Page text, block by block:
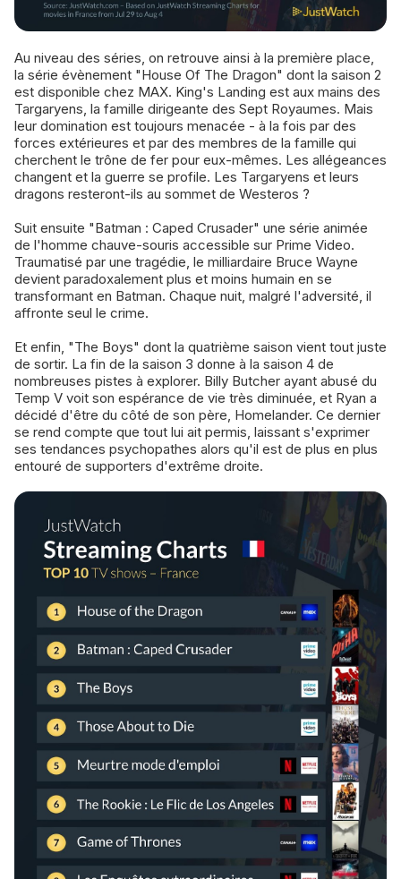
Au niveau des séries, on retrouve ainsi à la première place,
la série évènement "House Of The Dragon" dont la saison 2
est disponible chez MAX. King's Landing est aux mains des
Targaryens, la famille dirigeante des Sept Royaumes. Mais
leur domination est toujours menacée - à la fois par des
forces extérieures et par des membres de la famille qui
cherchent le trône de fer pour eux-mêmes. Les allégeances
changent et la guerre se profile. Les Targaryens et leurs
dragons resteront-ils au sommet de Westeros ?
Suit ensuite "Batman : Caped Crusader" une série animée
de l'homme chauve-souris accessible sur Prime Video.
Traumatisé par une tragédie, le milliardaire Bruce Wayne
devient paradoxalement plus et moins humain en se
transformant en Batman. Chaque nuit, malgré l'adversité, il
affronte seul le crime.
Et enfin, "The Boys" dont la quatrième saison vient tout juste
de sortir. La fin de la saison 3 donne à la saison 4 de
nombreuses pistes à explorer. Billy Butcher ayant abusé du
Temp V voit son espérance de vie très diminuée, et Ryan a
décidé d'être du côté de son père, Homelander. Ce dernier
se rend compte que tout lui ait permis, laissant s'exprimer
ses tendances psychopathes alors qu'il est de plus en plus
entouré de supporters d'extrême droite.